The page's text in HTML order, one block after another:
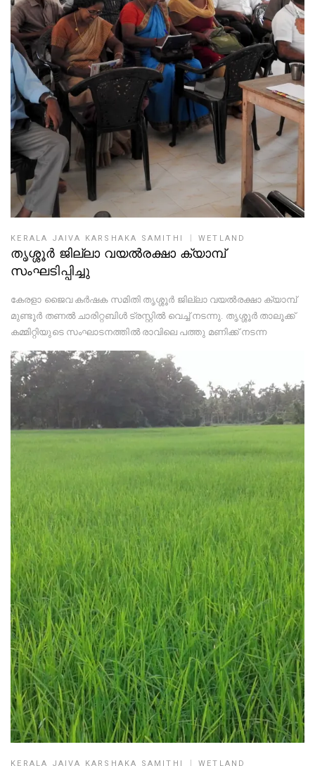
KERALA JAIVA KARSHAKA SAMITHI WETLAND
തൃശ്ശൂർ ജില്ലാ വയൽരക്ഷാ ക്യാമ്പ്
സംഘടിപ്പിച്ചു
കേരളാ ജൈവ കർഷക സമിതി തൃശ്ശൂർ ജില്ലാ വയൽരക്ഷാ ക്യാമ്പ്
മുണ്ടൂർ തണൽ ചാരിറ്റബിൾ ട്രസ്റ്റിൽ വെച്ച് നടന്നു. തൃശ്ശൂർ താലൂക്ക്
കമ്മിറ്റിയുടെ സംഘാടനത്തിൽ രാവിലെ പത്തു മണിക്ക് നടന്ന
KERALA JAIVA KARSHAKA SAMITHI WETLAND